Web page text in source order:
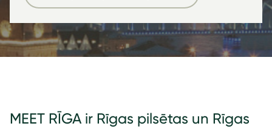
MEET RĪGA ir Rīgas pilsētas un Rīgas